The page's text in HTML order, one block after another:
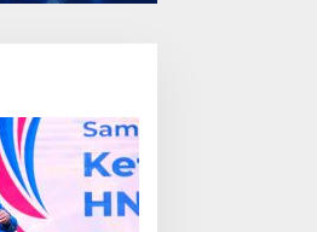
Legalitas Tower di
Karuwisi–Sinrijala
Dipertanyakan Warga